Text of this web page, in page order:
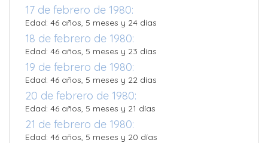
17 de febrero de 1980:
Edad: 46 años, 5 meses y 24 días
18 de febrero de 1980:
Edad: 46 años, 5 meses y 23 días
19 de febrero de 1980:
Edad: 46 años, 5 meses y 22 días
20 de febrero de 1980:
Edad: 46 años, 5 meses y 21 días
21 de febrero de 1980:
Edad: 46 años, 5 meses y 20 días